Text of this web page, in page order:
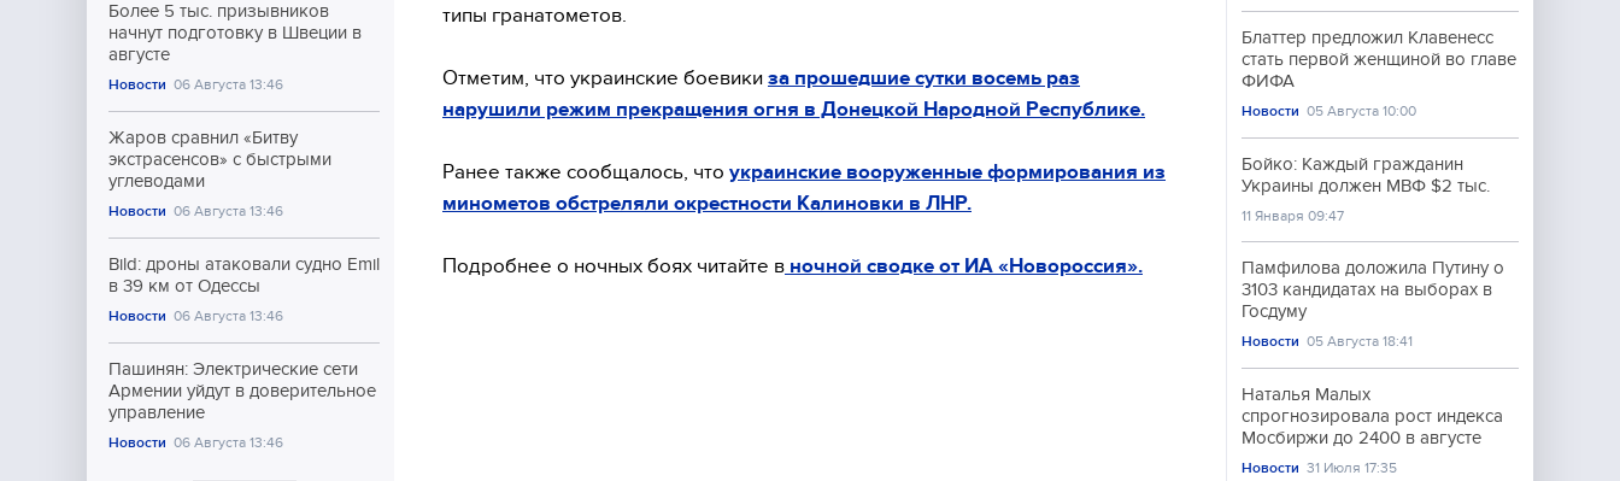
Более 5 тыс. призывников
начнут подготовку в Швеции в
августе
Новости 06 Августа 13:46
Жаров сравнил «Битву
экстрасенсов» с быстрыми
углеводами
Новости 06 Августа 13:46
Bild: дроны атаковали судно Emil
в 39 км от Одессы
Новости 06 Августа 13:46
Пашинян: Электрические сети
Армении уйдут в доверительное
управление
Новости 06 Августа 13:46
типы гранатометов.
Отметим, что украинские боевики за прошедшие сутки восемь раз
нарушили режим прекращения огня в Донецкой Народной Республике.
Ранее также сообщалось, что украинские вооруженные формирования из
минометов обстреляли окрестности Калиновки в ЛНР.
Подробнее о ночных боях читайте в ночной сводке от ИА «Новороссия».
Блаттер предложил Клавенесс
стать первой женщиной во главе
ФИФА
Новости 05 Августа 10:00
Бойко: Каждый гражданин
Украины должен МВФ $2 тыс.
11 Января 09:47
Памфилова доложила Путину о
3103 кандидатах на выборах в
Госдуму
Новости 05 Августа 18:41
Наталья Малых
спрогнозировала рост индекса
Мосбиржи до 2400 в августе
Новости 31 Июля 17:35